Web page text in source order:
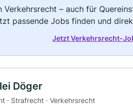
– auch für
passende Jobs finden und
Jetzt Verkehrsrecht-
Döger
· Strafrecht · Verkehrsrecht